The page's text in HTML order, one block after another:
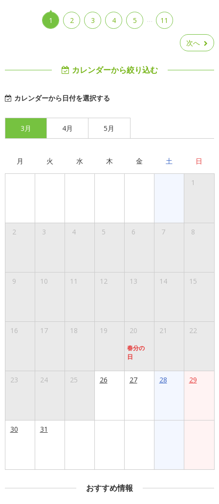
1 2 3 4 5 … 11
次へ
カレンダーから絞り込む
カレンダーから日付を選択する
3月 4月 5月
月 火 水 木 金 土 日
1
2 3 4 5 6 7 8
9 10 11 12 13 14 15
16 17 18 19 20
春分の
日
21 22
23 24 25 26 27 28 29
30 31
おすすめ情報